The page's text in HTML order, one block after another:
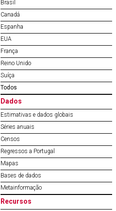
Brasil
Canadá
Espanha
EUA
França
Reino Unido
Suíça
Todos
Dados
Estimativas e dados globais
Séries anuais
Censos
Regressos a Portugal
Mapas
Bases de dados
Metainformação
Recursos